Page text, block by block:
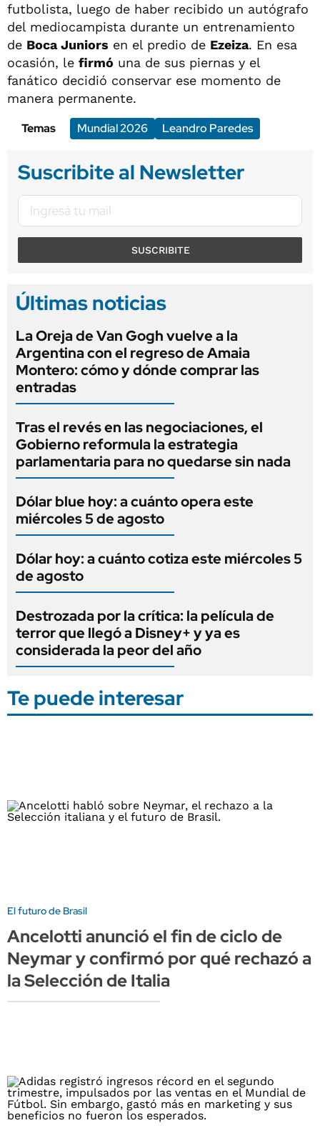
futbolista, luego de haber recibido un autógrafo
del mediocampista durante un entrenamiento
de Boca Juniors en el predio de Ezeiza. En esa
ocasión, le firmó una de sus piernas y el
fanático decidió conservar ese momento de
manera permanente.
Temas
Mundial 2026 Leandro Paredes
Suscribite al Newsletter
SUSCRIBITE
Últimas noticias
La Oreja de Van Gogh vuelve a la
Argentina con el regreso de Amaia
Montero: cómo y dónde comprar las
entradas
Tras el revés en las negociaciones, el
Gobierno reformula la estrategia
parlamentaria para no quedarse sin nada
Dólar blue hoy: a cuánto opera este
miércoles 5 de agosto
Dólar hoy: a cuánto cotiza este miércoles 5
de agosto
Destrozada por la crítica: la película de
terror que llegó a Disney+ y ya es
considerada la peor del año
Te puede interesar
El futuro de Brasil
Ancelotti anunció el fin de ciclo de
Neymar y confirmó por qué rechazó a
la Selección de Italia